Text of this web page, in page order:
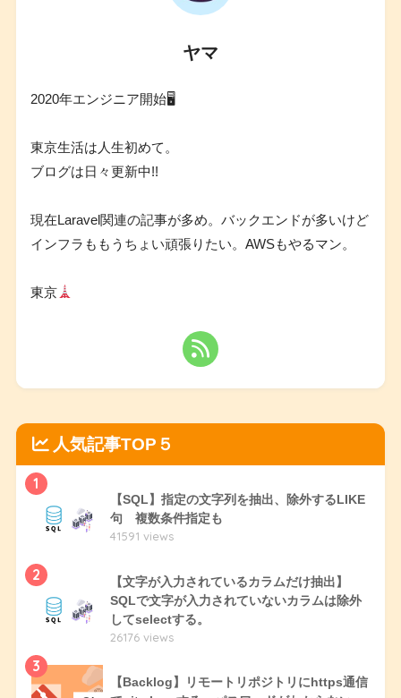
ヤマ
2020年エンジニア開始🖥
東京生活は人生初めて。
ブログは日々更新中!!
現在Laravel関連の記事が多め。バックエンドが多いけど
インフラももうちょい頑張りたい。AWSもやるマン。
東京
人気記事TOP５
1
【SQL】指定の文字列を抽出、除外するLIKE
句 複数条件指定も
41591 views
2
【文字が入力されているカラムだけ抽出】
SQLで文字が入力されていないカラムは除外
してselectする。
26176 views
3
【Backlog】リモートリポジトリにhttps通信